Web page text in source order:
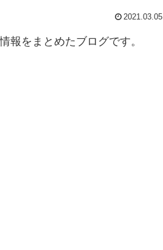
2021.03.05
報をまとめたブログです。